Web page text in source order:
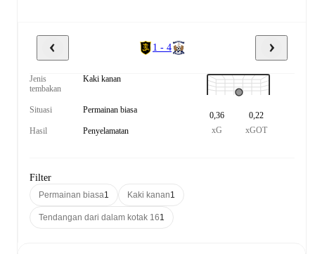
1 - 4
Jenis
tembakan
Kaki kanan
Situasi Permainan biasa
Hasil Penyelamatan
0,36
xG
0,22
xGOT
Filter
Permainan biasa1 Kaki kanan1
Tendangan dari dalam kotak 161